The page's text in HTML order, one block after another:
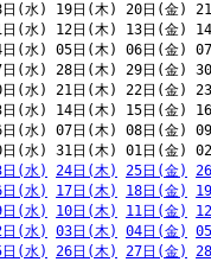
日(水) 19日(木) 20日(金)
日(水) 12日(木) 13日(金)
日(水) 05日(木) 06日(金)
日(水) 28日(木) 29日(金)
日(水) 21日(木) 22日(金)
日(水) 14日(木) 15日(金)
日(水) 07日(木) 08日(金)
日(水) 31日(木) 01日(金)
日(水) 24日(木) 25日(金)
日(水) 17日(木) 18日(金)
日(水) 10日(木) 11日(金)
日(水) 03日(木) 04日(金)
日(水) 26日(木) 27日(金)